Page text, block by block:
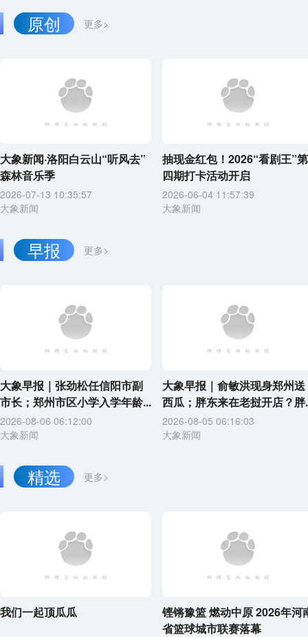
更多>
原创
大象新闻·洛阳白云山“听风去”
森林音乐季
2026-07-13 10:35:57
大象新闻
抽现金红包！2026“看剧王”第
四期打卡活动开启
2026-06-04 11:57:39
大象新闻
更多>
早报
大象早报｜张劲松任信阳市副
市长；郑州市区小学入学年龄...
2026-08-06 06:12:00
大象新闻
大象早报｜俞敏洪现身郑州送
西瓜；胖东来在老挝开店？胖
2026-08-05 06:16:03
大象新闻
更多>
精选
我们一起顶瓜瓜
铿锵豫篮 燃动中原 2026年河
省篮球城市联赛落幕